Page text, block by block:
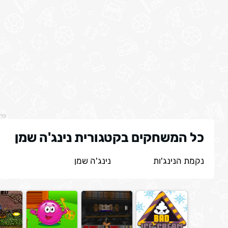
כל המשחקים בקטגורית נינג'ה שמן
נקמת הנינג'ות נינג'ה שמן